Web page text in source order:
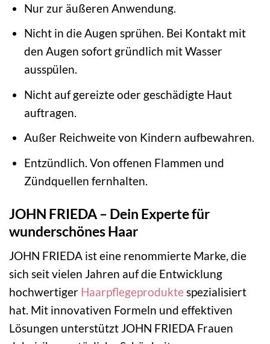
Nur zur äußeren Anwendung.
Nicht in die Augen sprühen. Bei Kontakt mit
den Augen sofort gründlich mit Wasser
ausspülen.
Nicht auf gereizte oder geschädigte Haut
auftragen.
Außer Reichweite von Kindern aufbewahren.
Entzündlich. Von offenen Flammen und
Zündquellen fernhalten.
JOHN FRIEDA – Dein Experte für
wunderschönes Haar
JOHN FRIEDA ist eine renommierte Marke, die
sich seit vielen Jahren auf die Entwicklung
hochwertiger Haarpflegeproduktespezialisiert
hat. Mit innovativen Formeln und effektiven
Lösungen unterstützt JOHN FRIEDA Frauen